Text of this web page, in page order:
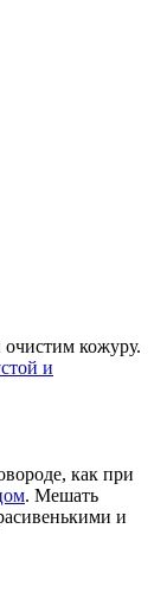
кожуру.
и
как при
. Мешать
и